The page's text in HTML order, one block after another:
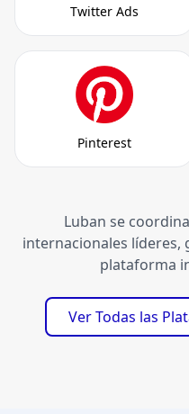
Twitter Ads
Pinterest
Luban se
internacionales líderes,
plataforma
Ver Todas las